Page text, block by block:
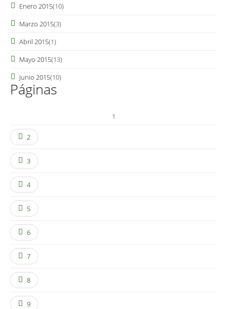
Enero 2015(10)
Marzo 2015(3)
Abril 2015(1)
Mayo 2015(13)
Junio 2015(10)
Páginas
1
2
3
4
5
6
7
8
9